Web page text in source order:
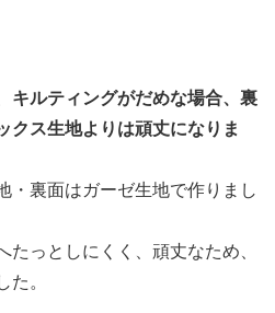
キルティングがだめな場合、裏
クス生地よりは頑丈になりま
・裏面はガーゼ生地で作りまし
っとしにくく、頑丈なため、
。